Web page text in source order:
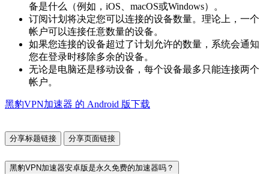
备是什么（例如，iOS、macOS或Windows）。
订阅计划将决定您可以连接的设备数量。理论上，一个
帐户可以连接任意数量的设备。
如果您连接的设备超过了计划允许的数量，系统会通知
您在登录时移除多余的设备。
无论是电脑还是移动设备，每个设备最多只能连接两个
帐户。
黑豹VPN加速器 的 Android 版下载
分享标题链接 分享页面链接
黑豹VPN加速器安卓版是永久免费的加速器吗？